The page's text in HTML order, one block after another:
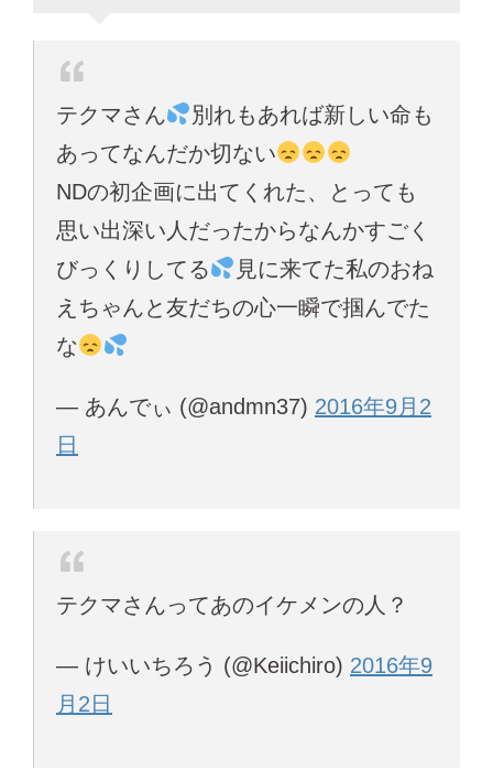
テクマさん
別れもあれば新しい命も
あってなんだか切ない
NDの初企画に出てくれた、とっても
思い出深い人だったからなんかすごく
びっくりしてる
見に来てた私のおね
えちゃんと友だちの心一瞬で掴んでた
な
— あんでぃ (@andmn37) 2016年9月2
日
テクマさんってあのイケメンの人？
— けいいちろう (@Keiichiro) 2016年9
月2日